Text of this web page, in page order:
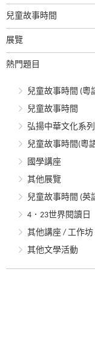
兒童故事時間
展覽
熱門題目
兒童故事時間 (粵
兒童故事時間
弘揚中華文化系
兒童故事時間(粵
國學講座
其他展覽
兒童故事時間 (英
4．23世界閱讀日
其他講座 / 工作坊
其他文學活動